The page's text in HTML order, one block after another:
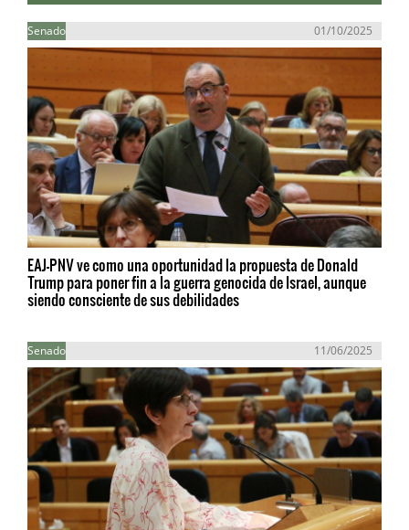
Senado 01/10/2025
EAJ-PNV ve como una oportunidad la propuesta de Donald
Trump para poner fin a la guerra genocida de Israel, aunque
siendo consciente de sus debilidades
Senado 11/06/2025